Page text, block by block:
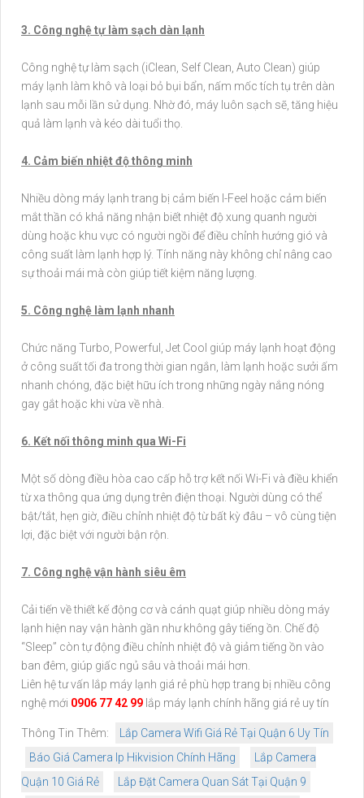
3. Công nghệ tự làm sạch dàn lạnh
Công nghệ tự làm sạch (iClean, Self Clean, Auto Clean) giúp
máy lạnh làm khô và loại bỏ bụi bẩn, nấm mốc tích tụ trên dàn
lạnh sau mỗi lần sử dụng. Nhờ đó, máy luôn sạch sẽ, tăng hiệu
quả làm lạnh và kéo dài tuổi thọ.
4. Cảm biến nhiệt độ thông minh
Nhiều dòng máy lạnh trang bị cảm biến I-Feel hoặc cảm biến
mắt thần có khả năng nhận biết nhiệt độ xung quanh người
dùng hoặc khu vực có người ngồi để điều chỉnh hướng gió và
công suất làm lạnh hợp lý. Tính năng này không chỉ nâng cao
sự thoải mái mà còn giúp tiết kiệm năng lượng.
5. Công nghệ làm lạnh nhanh
Chức năng Turbo, Powerful, Jet Cool giúp máy lạnh hoạt động
ở công suất tối đa trong thời gian ngắn, làm lạnh hoặc sưởi ấm
nhanh chóng, đặc biệt hữu ích trong những ngày nắng nóng
gay gắt hoặc khi vừa về nhà.
6. Kết nối thông minh qua Wi-Fi
Một số dòng điều hòa cao cấp hỗ trợ kết nối Wi-Fi và điều khiển
từ xa thông qua ứng dụng trên điện thoại. Người dùng có thể
bật/tắt, hẹn giờ, điều chỉnh nhiệt độ từ bất kỳ đâu – vô cùng tiện
lợi, đặc biệt với người bận rộn.
7. Công nghệ vận hành siêu êm
Cải tiến về thiết kế động cơ và cánh quạt giúp nhiều dòng máy
lạnh hiện nay vận hành gần như không gây tiếng ồn. Chế độ
“Sleep” còn tự động điều chỉnh nhiệt độ và giảm tiếng ồn vào
ban đêm, giúp giấc ngủ sâu và thoải mái hơn.
Liên hệ tư vấn lắp máy lạnh giá rẻ phù hợp trang bị nhiều công
nghệ mới 0906 77 42 99 lắp máy lạnh chính hãng giá rẻ uy tín
Thông Tin Thêm:
Lắp Camera Wifi Giá Rẻ Tại Quận 6 Uy Tín
Báo Giá Camera Ip Hikvision Chính Hãng
Lắp Camera
Quận 10 Giá Rẻ
Lắp Đặt Camera Quan Sát Tại Quận 9